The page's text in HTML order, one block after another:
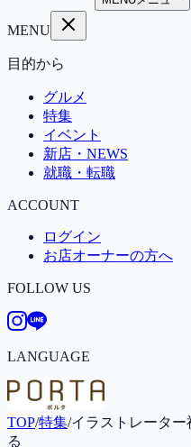
MENU
目的から
グルメ
特集
イベント
新店・NEWS
就職・転職
ACCOUNT
ログイン
お店オーナーの方へ
FOLLOW US
LANGUAGE
TOP/特集/イラストレータ
る